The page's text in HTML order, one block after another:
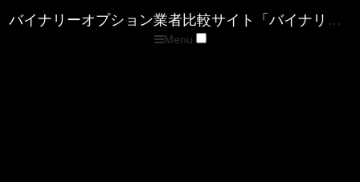
Menu